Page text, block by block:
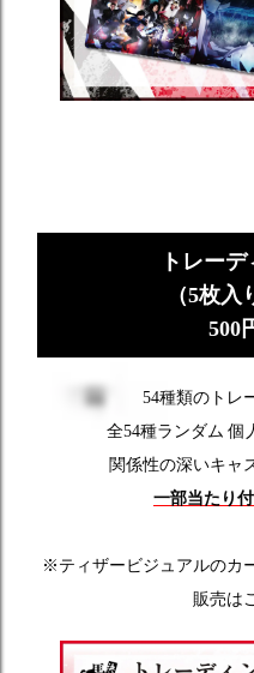
トレー
（5枚入
500
54種類のトレ
全54種ランダム 個
関係性の深いキャ
一部当たり
※ティザービジュアルのカ
販売は